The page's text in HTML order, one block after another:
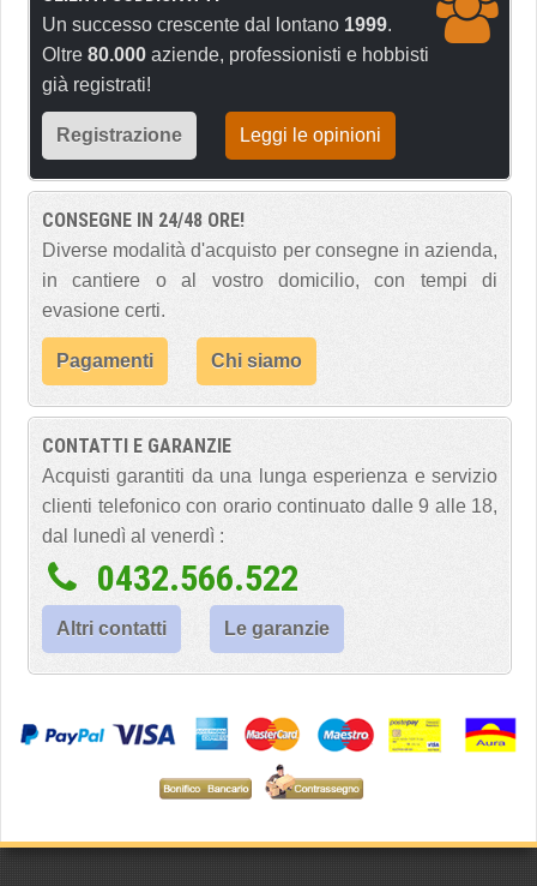
Un successo crescente dal lontano 1999.
Oltre 80.000 aziende, professionisti e hobbisti
già registrati!
Registrazione Leggi le opinioni
CONSEGNE IN 24/48 ORE!
Diverse modalità d'acquisto per consegne in azienda,
in cantiere o al vostro domicilio, con tempi di
evasione certi.
Pagamenti Chi siamo
CONTATTI E GARANZIE
Acquisti garantiti da una lunga esperienza e servizio
clienti telefonico con orario continuato dalle 9 alle 18,
dal lunedì al venerdì :
0432.566.522
Altri contatti Le garanzie